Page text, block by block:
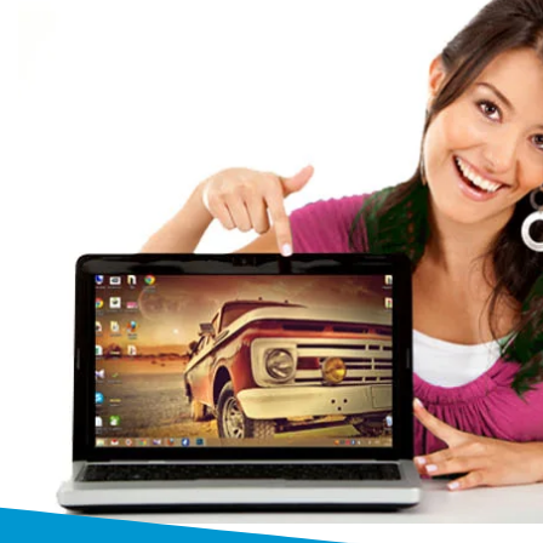
Бесплатный
Выезжаем к заказчику бесплатно
от 1 часа
на дом или в офис